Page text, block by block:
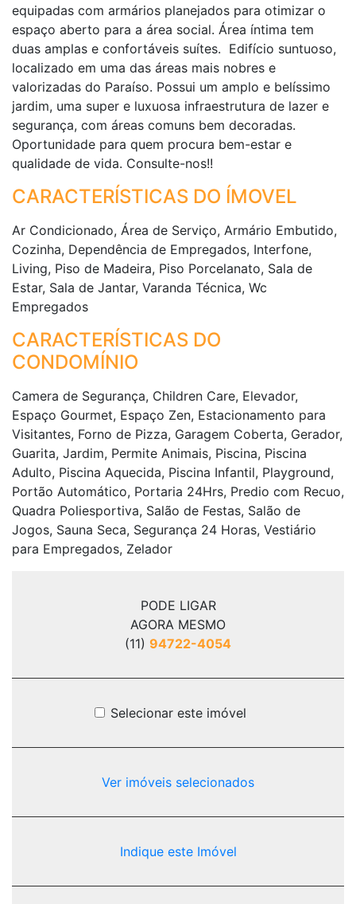
PODE LIGAR
AGORA MESMO
(11) 94722-4054
Selecionar este imóvel
Ver imóveis selecionados
Indique este Imóvel
equipadas com armários planejados para otimizar o
espaço aberto para a área social. Área íntima tem
duas amplas e confortáveis suítes. Edifício suntuoso,
localizado em uma das áreas mais nobres e
valorizadas do Paraíso. Possui um amplo e belíssimo
jardim, uma super e luxuosa infraestrutura de lazer e
segurança, com áreas comuns bem decoradas.
Oportunidade para quem procura bem-estar e
qualidade de vida. Consulte-nos!!
CARACTERÍSTICAS DO ÍMOVEL
Ar Condicionado, Área de Serviço, Armário Embutido,
Cozinha, Dependência de Empregados, Interfone,
Living, Piso de Madeira, Piso Porcelanato, Sala de
Estar, Sala de Jantar, Varanda Técnica, Wc
Empregados
CARACTERÍSTICAS DO
CONDOMÍNIO
Camera de Segurança, Children Care, Elevador,
Espaço Gourmet, Espaço Zen, Estacionamento para
Visitantes, Forno de Pizza, Garagem Coberta, Gerador,
Guarita, Jardim, Permite Animais, Piscina, Piscina
Adulto, Piscina Aquecida, Piscina Infantil, Playground,
Portão Automático, Portaria 24Hrs, Predio com Recuo,
Quadra Poliesportiva, Salão de Festas, Salão de
Jogos, Sauna Seca, Segurança 24 Horas, Vestiário
para Empregados, Zelador